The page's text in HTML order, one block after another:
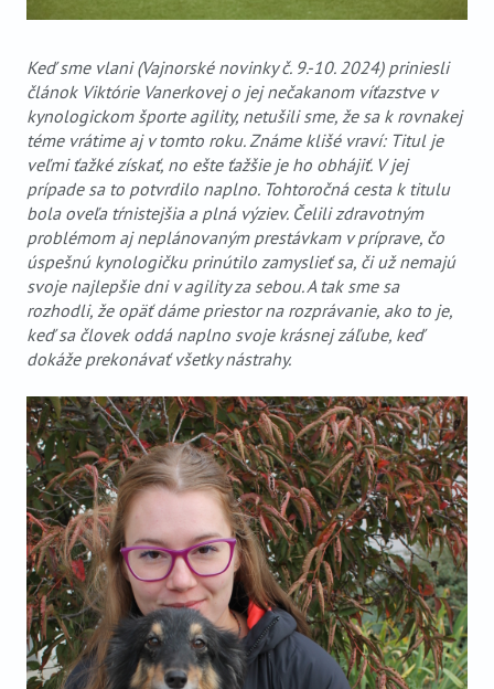
Keď sme vlani (Vajnorské novinky č. 9.-10. 2024) priniesli
článok Viktórie Vanerkovej o jej nečakanom víťazstve v
kynologickom športe agility, netušili sme, že sa k rovnakej
téme vrátime aj v tomto roku. Známe klišé vraví: Titul je
veľmi ťažké získať, no ešte ťažšie je ho obhájiť. V jej
prípade sa to potvrdilo naplno. Tohtoročná cesta k titulu
bola oveľa tŕnistejšia a plná výziev. Čelili zdravotným
problémom aj neplánovaným prestávkam v príprave, čo
úspešnú kynologičku prinútilo zamyslieť sa, či už nemajú
svoje najlepšie dni v agility za sebou. A tak sme sa
rozhodli, že opäť dáme priestor na rozprávanie, ako to je,
keď sa človek oddá naplno svoje krásnej záľube, keď
dokáže prekonávať všetky nástrahy.